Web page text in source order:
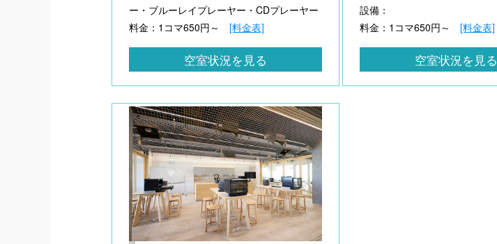
ー・ブルーレイプレーヤー・CDプレーヤー
料金：1コマ650円～ [料金表]
空室状況を見る
設備：
料金：1コマ650円～ [料金表]
空室状況を見る